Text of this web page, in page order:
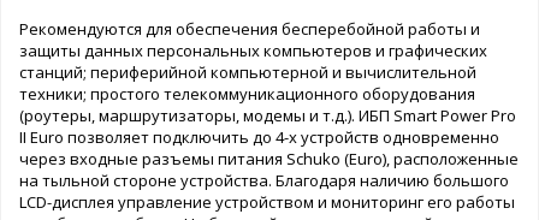
Рекомендуются для обеспечения бесперебойной работы и
защиты данных персональных компьютеров и графических
станций; периферийной компьютерной и вычислительной
техники; простого телекоммуникационного оборудования
(роутеры, маршрутизаторы, модемы и т.д.). ИБП Smart Power Pro
II Euro позволяет подключить до 4-х устройств одновременно
через входные разъемы питания Schuko (Euro), расположенные
на тыльной стороне устройства. Благодаря наличию большого
LCD-дисплея управление устройством и мониторинг его работы